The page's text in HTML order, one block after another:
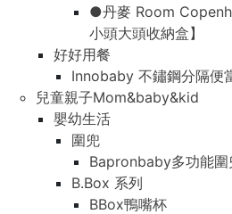
●丹麥 Room
小頭大頭收納盒】
好好用餐
Innobaby 不鏽鋼分隔便
兒童親子Mom&baby&kid
嬰幼生活
圍兜
Bapronbaby多功能圍
B.Box 系列
BBox鴨嘴杯